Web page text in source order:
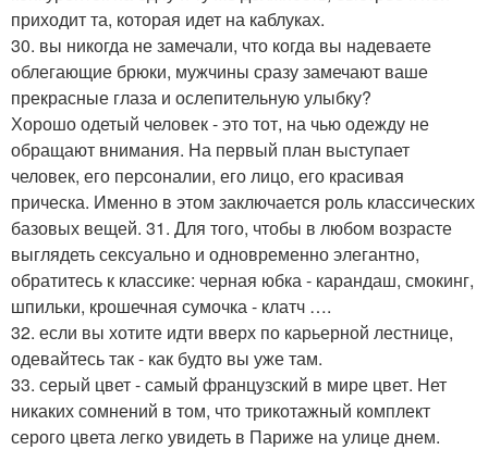
приходит та, которая идет на каблуках.
30. вы никогда не замечали, что когда вы надеваете
облегающие брюки, мужчины сразу замечают ваше
прекрасные глаза и ослепительную улыбку?
Хорошо одетый человек - это тот, на чью одежду не
обращают внимания. На первый план выступает
человек, его персоналии, его лицо, его красивая
прическа. Именно в этом заключается роль классических
базовых вещей. 31. Для того, чтобы в любом возрасте
выглядеть сексуально и одновременно элегантно,
обратитесь к классике: черная юбка - карандаш, смокинг,
шпильки, крошечная сумочка - клатч ….
32. если вы хотите идти вверх по карьерной лестнице,
одевайтесь так - как будто вы уже там.
33. серый цвет - самый французский в мире цвет. Нет
никаких сомнений в том, что трикотажный комплект
серого цвета легко увидеть в Париже на улице днем.